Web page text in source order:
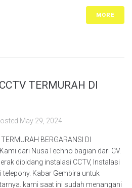
MORE
TERMURAH DI
May 29, 2024
BERGARANSI DI
dari NusaTechno bagian dari CV.
dibidang instalasi CCTV, Instalasi
Kabar Gembira untuk
kami saat ini sudah menangani